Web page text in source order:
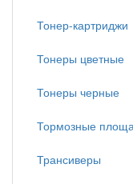
Тонер-картриджи
Тонеры цветные
Тонеры черные
Тормозные
Трансиверы